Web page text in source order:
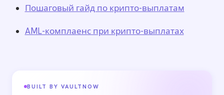
Пошаговый гайд по крипто-выплатам
AML-комплаенс при крипто-выплатах
BUILT BY VAULTNOW